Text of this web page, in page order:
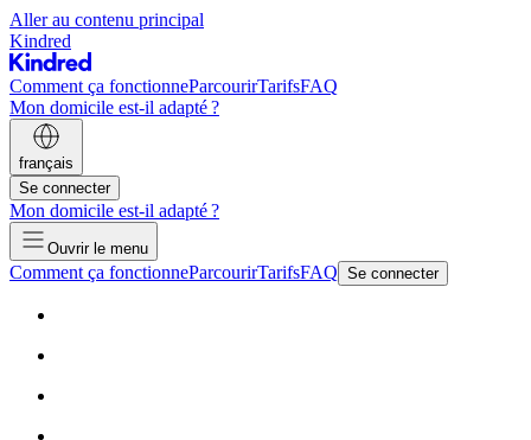
Aller au contenu principal
Kindred
Comment ça fonctionneParcourirTarifsFAQ
Mon domicile est-il adapté ?
français
Se connecter
Mon domicile est-il adapté ?
Ouvrir le menu
Comment ça fonctionneParcourirTarifsFAQ Se connecter